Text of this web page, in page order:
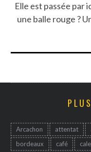
Elle est passée par
une balle rouge ?
Arcachon attentat
bordeaux
café